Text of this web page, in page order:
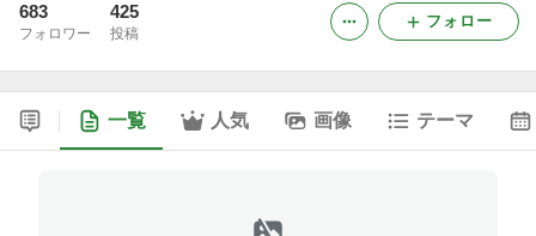
683
フォロワー
425
投稿
フォロー
一覧 人気 画像 テーマ